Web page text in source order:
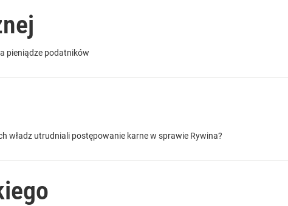
pieniądze podatników
władz utrudniali postępowanie karne w sprawie Rywina?